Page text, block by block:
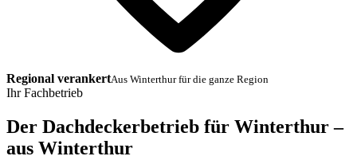
Regional verankertAus Winterthur für die ganze Region
Ihr Fachbetrieb
Der Dachdeckerbetrieb für Winterthur –
aus Winterthur